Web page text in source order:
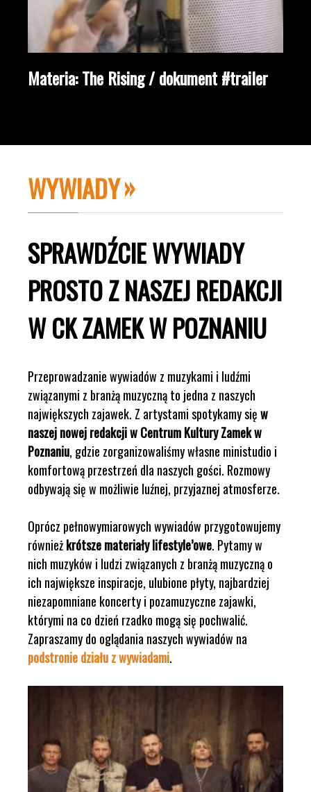
Materia: The Rising / dokument #trailer
WYWIADY
SPRAWDŹCIE WYWIADY
PROSTO Z NASZEJ REDAKCJI
W CK ZAMEK W POZNANIU
Przeprowadzanie wywiadów z muzykami i ludźmi
związanymi z branżą muzyczną to jedna z naszych
największych zajawek. Z artystami spotykamy sięw
naszej nowej redakcji w Centrum Kultury Zamek w
Poznaniu, gdzie zorganizowaliśmy własne ministudio i
komfortową przestrzeń dla naszych gości. Rozmowy
odbywają się w możliwie luźnej, przyjaznej atmosferze.
Oprócz pełnowymiarowych wywiadów przygotowujemy
równieżkrótsze materiały lifestyle’owe. Pytamy w
nich muzyków i ludzi związanych z branżą muzyczną o
ich największe inspiracje, ulubione płyty, najbardziej
niezapomniane koncerty i pozamuzyczne zajawki,
którymi na co dzień rzadko mogą się pochwalić.
Zapraszamy do oglądania naszych wywiadów na
podstronie działu z wywiadami.